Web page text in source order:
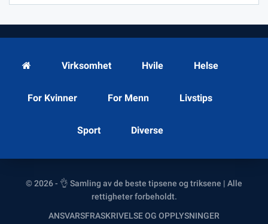
Virksomhet Hvile Helse
For Kvinner For Menn Livstips
Sport Diverse
© 2026 - 👌 Samling av de beste tipsene og triksene | Alle
rettigheter forbeholdt.
ANSVARSFRASKRIVELSE OG OPPLYSNINGER